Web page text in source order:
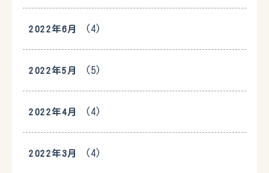
2022年6月 (4)
2022年5月 (5)
2022年4月 (4)
2022年3月 (4)